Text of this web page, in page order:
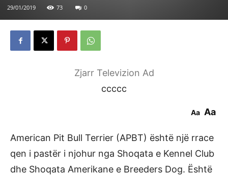
29/01/2019 73 0
Zjarr Televizion Ad
ccccc
Aa Aa
American Pit Bull Terrier (APBT) është një rrace
qen i pastër i njohur nga Shoqata e Kennel Club
dhe Shoqata Amerikane e Breeders Dog. Është